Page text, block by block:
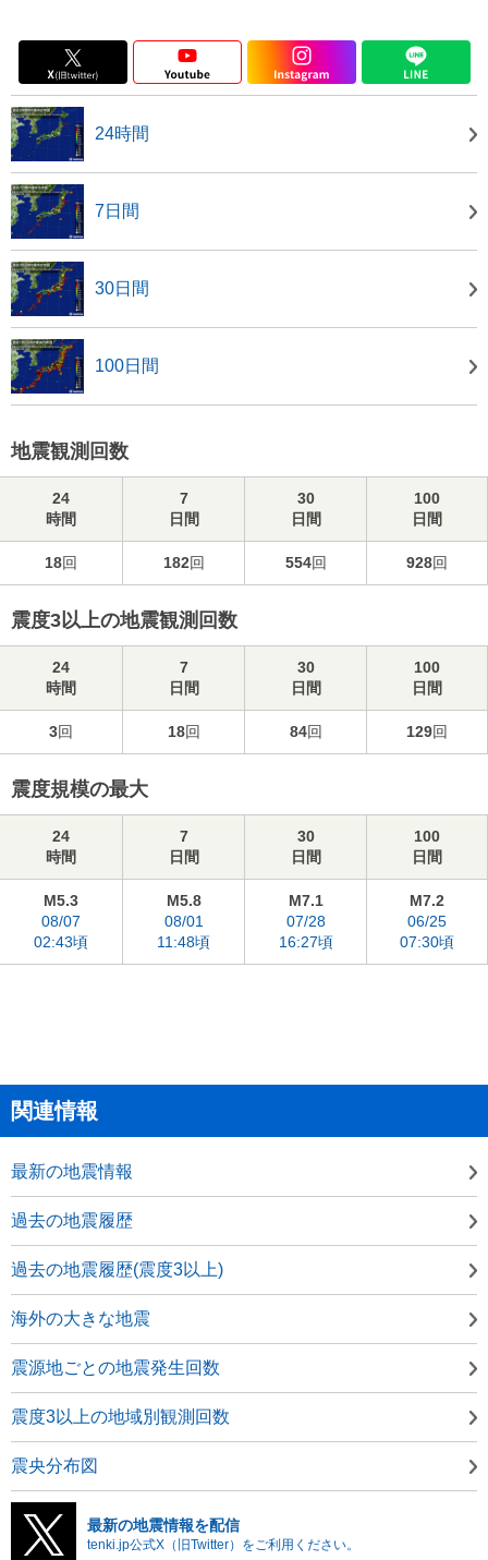
24時間
7日間
30日間
100日間
地震観測回数
24
時間
7
日間
30
日間
100
日間
18回 182回 554回 928回
震度3以上の地震観測回数
24
時間
7
日間
30
日間
100
日間
3回 18回 84回 129回
震度規模の最大
24
時間
7
日間
30
日間
100
日間
M5.3
08/07
02:43頃
M5.8
08/01
11:48頃
M7.1
07/28
16:27頃
M7.2
06/25
07:30頃
関連情報
最新の地震情報
過去の地震履歴
過去の地震履歴(震度3以上)
海外の大きな地震
震源地ごとの地震発生回数
震度3以上の地域別観測回数
震央分布図
最新の地震情報を配信
tenki.jp公式X（旧Twitter）をご利用ください。